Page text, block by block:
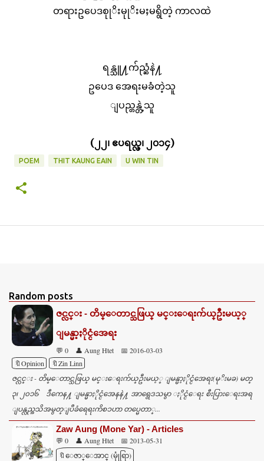
တရားဥပေဒစုုိးမုုိးမႈမရွိတဲ့ ကာလထဲ
ရန္သူ႔က်ည္ဆံနဲ႔
ဥပေဒ အေရးမခံတဲ့သူ
ျပည္တန္တဲ့သူ
(၂၂၊ ဧပရယ္လ္၊ ၂၀၁၄)
POEM THIT KAUNG EAIN U WIN TIN
Random posts
ဇင္လင္း - တိမ္ေတာင္သဖြယ္ မင္းေရးက်ယ္ဦးမယ့္
ျမန္မာ့ႏိုင္ငံအေရး
💬 0 👤 Aung Htet
📅 2016-03-03
🔖Opinion
🔖Zin Linn
ဇင္လင္း - တိမ္ေတာင္သဖြယ္ မင္းေရးက်ယ္ဦးမယ့္ ျမန္မာ့ႏိုင္ငံအေရး(မုိးမခ) မတ္
၃၊ ၂၀၁၆ ဒီကေန႔ ျမန္မာႏိုင္ငံအေနနဲ႔ အာရွေဒသမွာ ႏိုင္ငံေရး စီးပြားေရးအရ
ျပန္လည္အသိအမွတ္ျပဳခံရေရးကိစၥဟာ တပ္မေတာ္...
Zaw Aung (Mone Yar) - Articles
💬 0 👤 Aung Htet
📅 2013-05-31
🔖ေဇာ္ေအာင္ (မုုံရြာ)